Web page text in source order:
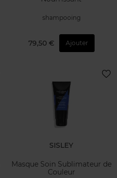
shampooing
79,50 € Ajouter
SISLEY
Masque Soin Sublimateur de
Couleur